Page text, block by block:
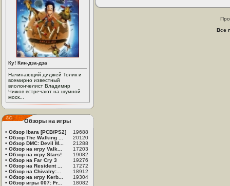
Ку! Кин-дза-дза
Начинающий диджей Толик и
всемирно известный
виолончелист Владимир
Чижов встречают на шумной
моск...
Обзоры на игры
• Обзор Ibara [PCB/PS2]
19688
• Обзор The Walking ...
20120
• Обзор DMC: Devil M...
21288
• Обзор на игру Valk...
17203
• Обзор на игру Stars!
19082
• Обзор на Far Cry 3
19276
• Обзор на Resident ...
17272
• Обзор на Chivalry:...
18912
• Обзор на игру Kerb...
19304
• Обзор игры 007: Fr... 18082
Все